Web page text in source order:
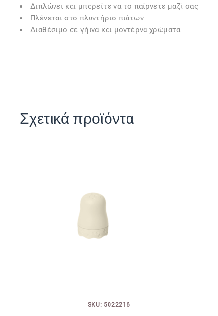
Διπλώνει και μπορείτε να το παίρνετε μαζί σας
Πλένεται στο πλυντήριο πιάτων
Διαθέσιμο σε γήινα και μοντέρνα χρώματα
Σχετικά προϊόντα
SKU: 5022216